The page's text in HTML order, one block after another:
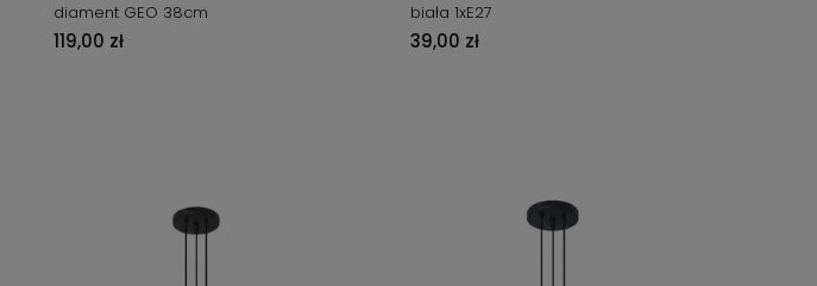
diament GEO 38cm
119,00 zł
biała 1xE27
39,00 zł